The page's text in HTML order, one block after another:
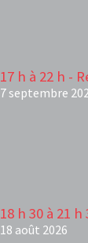
17 h à 22 h -
7 septembre
18 h 30 à 21
18 août 2026